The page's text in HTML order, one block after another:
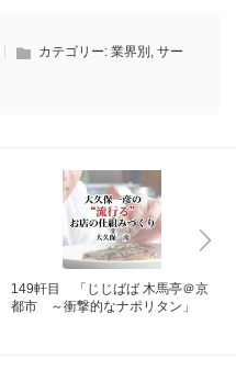
カテゴリー: 業界別 , サー
149軒目 「じじばば 木馬亭＠京
都市 ～衝撃的なナポリタン」